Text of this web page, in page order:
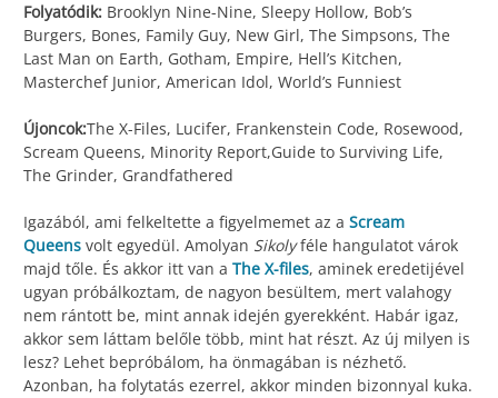
Folyatódik: Brooklyn Nine-Nine, Sleepy Hollow, Bob’s
Burgers, Bones, Family Guy, New Girl, The Simpsons, The
Last Man on Earth, Gotham, Empire, Hell’s Kitchen,
Masterchef Junior, American Idol, World’s Funniest
Újoncok:The X-Files, Lucifer, Frankenstein Code, Rosewood,
Scream Queens, Minority Report,Guide to Surviving Life,
The Grinder, Grandfathered
Igazából, ami felkeltette a figyelmemet az a Scream
Queens volt egyedül. Amolyan Sikolyféle hangulatot várok
majd tőle. És akkor itt van a The X-files, aminek eredetijével
ugyan próbálkoztam, de nagyon besültem, mert valahogy
nem rántott be, mint annak idején gyerekként. Habár igaz,
akkor sem láttam belőle több, mint hat részt. Az új milyen is
lesz? Lehet bepróbálom, ha önmagában is nézhető.
Azonban, ha folytatás ezerrel, akkor minden bizonnyal kuka.